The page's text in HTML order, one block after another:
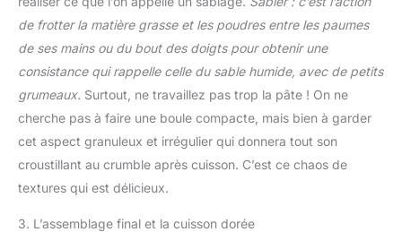
de frotter la matière grasse et les poudres entre les paumes
de ses mains ou du bout des doigts pour obtenir une
consistance qui rappelle celle du sable humide, avec de petits
grumeaux. Surtout, ne travaillez pas trop la pâte ! On ne
cherche pas à faire une boule compacte, mais bien à garder
cet aspect granuleux et irrégulier qui donnera tout son
croustillant au crumble après cuisson. C’est ce chaos de
textures qui est délicieux.
3. L’assemblage final et la cuisson dorée